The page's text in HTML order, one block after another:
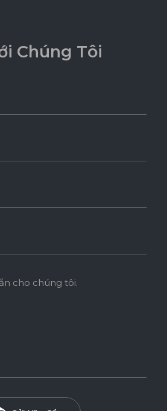
trội và chống mối mọt hiệu quả, phù
ướt như nhà tắm, bếp và khu giặt.
i Chúng Tôi
cho chúng tôi.